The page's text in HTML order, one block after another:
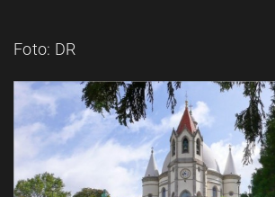
Foto: DR